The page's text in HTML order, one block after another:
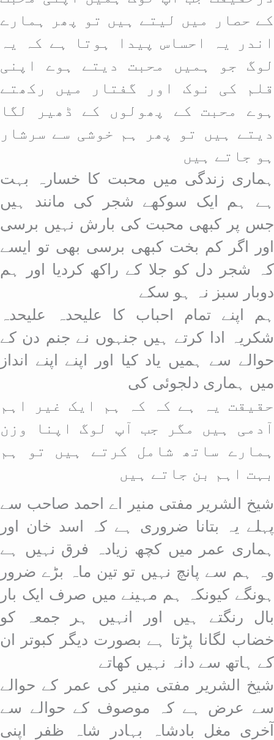
کے حصار میں لیتے ہیں تو پھر ہمارے
اندر یہ احساس پیدا ہوتا ہے کہ یہ
لوگ جو ہمیں محبت دیتے ہوے اپنی
قلم کی نوک اور گفتار میں رکھتے
ہوے محبت کے پھولوں کے ڈھیر لگا
دیتے ہیں تو پھر ہم خوشی سے سرشار
ہو جاتے ہیں
ہماری زندگی میں محبت کا خسارہ بہت
ہے ہم ایک سوکھے شجر کی مانند ہیں
جس پر کبھی محبت کی بارش نہیں برسی
اور اگر کم بخت کبھی برسی بھی تو ایسے
کہ شجر دل کو جلا کے راکھ کردیا اور ہم
دوبار سبز نہ ہو سکے
ہم اپنے تمام احباب کا علیحدہ علیحدہ
شکریہ ادا کرتے ہیں جنہوں نے جنم دن کے
حوالے سے ہمیں یاد کیا اور اپنے اپنے انداز
میں ہماری دلجوئی کی
حقیقت یہ ہے کہ کہ ہم ایک غیر اہم
آدمی ہیں مگر جب آپ لوگ اپنا وزن
ہمارے ساتھ شامل کرتے ہیں تو ہم
بہت اہم بن جاتے ہیں
شیخ الشریر مفتی منیر اے احمد صاحب سے
پہلے یہ بتانا ضروری ہے کہ اسد خان اور
ہماری عمر میں کچھ زیادہ فرق نہیں ہے
وہ ہم سے پانچ نہیں تو تین ماہ بڑے ضرور
ہونگے کیونکہ ہم مہینے میں صرف ایک بار
بال رنگتے ہیں اور انہیں ہر جمعہ کو
خضاب لگانا پڑتا ہے بصورت دیگر کبوتر ان
کے ہاتھ سے دانہ نہیں کھاتے
شیخ الشریر مفتی منیر کی عمر کے حوالے
سے عرض ہے کہ موصوف کے حوالے سے
آخری مغل بادشاہ بہادر شاہ ظفر اپنی